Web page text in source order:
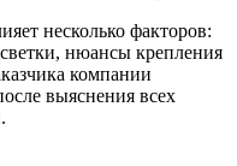
несколько факторов:
нюансы крепления
компании
выяснения всех